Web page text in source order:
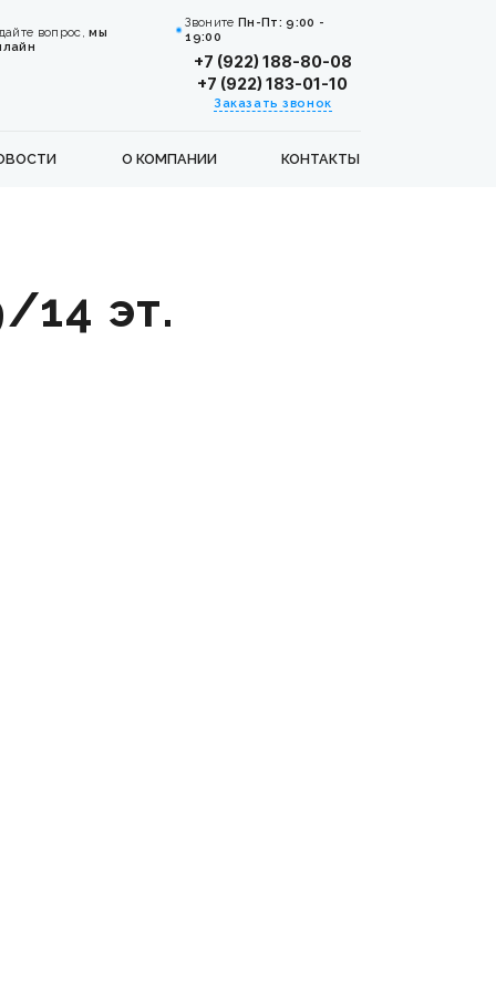
вопрос,мы
ЗвонитеПн-Пт: 9:00 -
19:00
+7 (922) 188-80-08
+7 (922) 183-01-10
Заказать звонок
О КОМПАНИИ КОНТАКТЫ
14 эт.